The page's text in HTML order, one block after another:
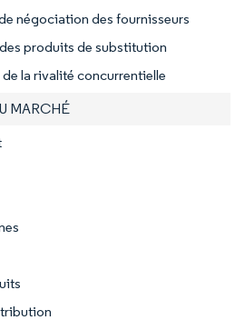
négociation des fournisseurs
produits de substitution
la rivalité concurrentielle
MARCHÉ